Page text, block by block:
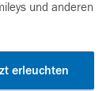
und anderen
erleuchten